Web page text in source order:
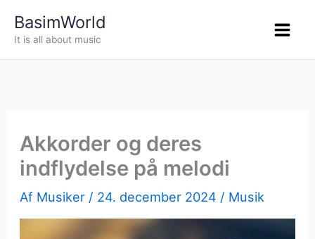
BasimWorld
It is all about music
Akkorder og deres
indflydelse på melodi
Af Musiker / 24. december 2024 / Musik